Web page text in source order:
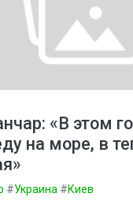
«В этом
на море, в
#Украина #Киев